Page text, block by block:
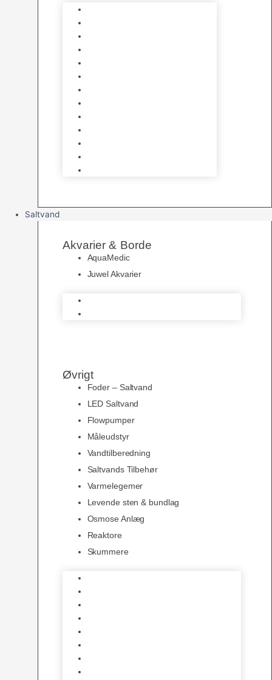
Saltvand
Akvarier & Borde
AquaMedic
Juwel Akvarier
Øvrigt
Foder – Saltvand
LED Saltvand
Flowpumper
Måleudstyr
Vandtilberedning
Saltvands Tilbehør
Varmelegemer
Levende sten & bundlag
Osmose Anlæg
Reaktore
Skummere